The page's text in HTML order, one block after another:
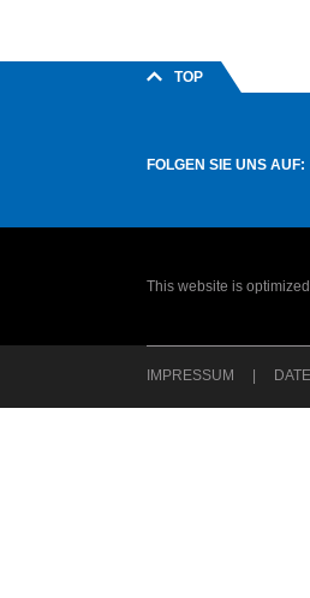
TOP
FOLGEN SIE UNS AUF:
This website is
IMPRESSUM